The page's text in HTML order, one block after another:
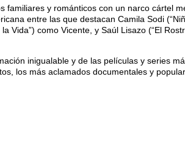
y románticos con un narco cártel
entre las que destacan Camila Sodi
Vida”) como Vicente, y Saúl Lisazo (“El
inigualable y de las películas y series
los más aclamados documentales y